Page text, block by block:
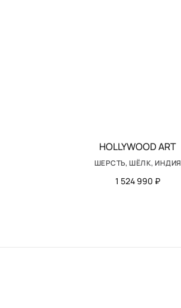
HOLLYWOOD ART
ШЕРСТЬ, ШЁЛК, ИНДИЯ
1 524 990 ₽